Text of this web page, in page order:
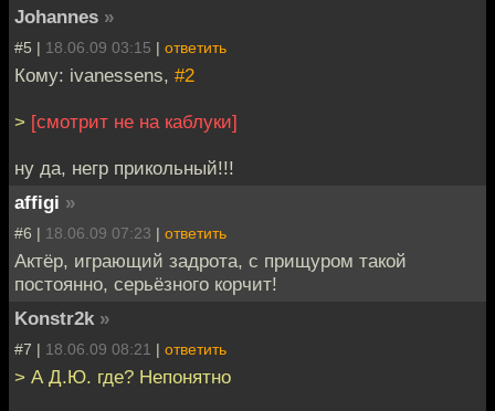
Johannes »
#5 | 18.06.09 03:15 | ответить
Кому: ivanessens, #2
> [смотрит не на каблуки]
ну да, негр прикольный!!!
affigi »
#6 | 18.06.09 07:23 | ответить
Актёр, играющий задрота, с прищуром такой
постоянно, серьёзного корчит!
Konstr2k »
#7 | 18.06.09 08:21 | ответить
> А Д.Ю. где? Непонятно